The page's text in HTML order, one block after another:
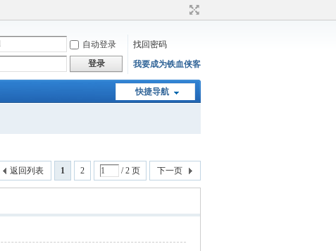
自动登录
找回密码
登录 我要成为铁血侠客
快捷导航
1 2 / 2 页 下一页
返回列表